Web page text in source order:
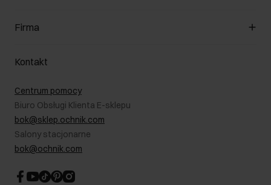
Formy płatności
Jak dokonać zwrotu?
Klub Klienta
Zwróć produkty
W podróży
Karta podarunkowa
Bezpieczne zakupy
Blog
Firma
O nas
Salony
B2B - Sprzedaż dla firm
RODO- Polityka prywatności
Informacje prawne
Dla akcjonariuszy
CSR
Kontakt
Centrum pomocy
Biuro Obsługi Klienta E-sklepu
bok@sklep.ochnik.com
Salony stacjonarne
bok@ochnik.com